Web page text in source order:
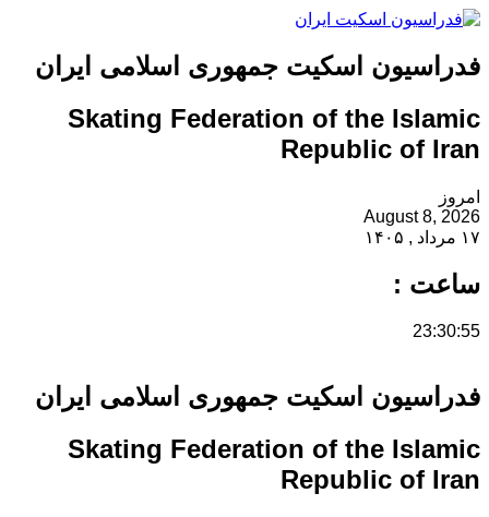
فدراسیون اسکیت جمهوری اسلامی ایران
Skating Federation of the Islamic
Republic of Iran
امروز
August 8, 2026
۱۷ مرداد , ۱۴۰۵
ساعت :
23:30:55
فدراسیون اسکیت جمهوری اسلامی ایران
Skating Federation of the Islamic
Republic of Iran